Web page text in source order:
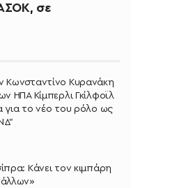
σε
Κωνσταντίνο Κυρανάκη
ΗΠΑ Κίμπερλι Γκίλφοϊλ
για το νέο του ρόλο ως
Κάνει τον κιμπάρη